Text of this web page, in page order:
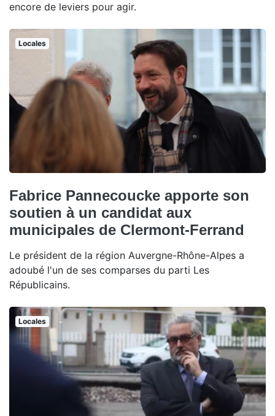
encore de leviers pour agir.
Locales
Fabrice Pannecoucke apporte son
soutien à un candidat aux
municipales de Clermont-Ferrand
Le président de la région Auvergne-Rhône-Alpes a
adoubé l'un de ses comparses du parti Les
Républicains.
Locales